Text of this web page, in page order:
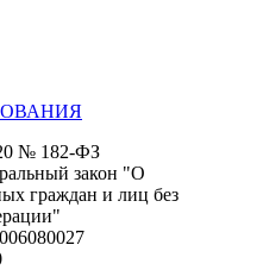
№ 182-ФЗ
закон "О
граждан и лиц без